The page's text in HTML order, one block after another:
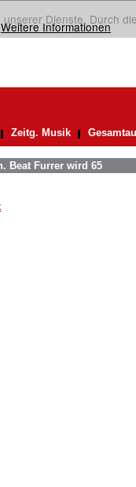
Dienste. Durch
Weitere Informationen
Zeitg. Musik
Beat Furrer wird 65